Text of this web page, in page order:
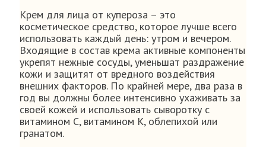
Крем для лица от купероза – это
косметическое средство, которое лучше всего
использовать каждый день: утром и вечером.
Входящие в состав крема активные компоненты
укрепят нежные сосуды, уменьшат раздражение
кожи и защитят от вредного воздействия
внешних факторов. По крайней мере, два раза в
год вы должны более интенсивно ухаживать за
своей кожей и использовать сыворотку с
витамином C, витамином K, облепихой или
гранатом.